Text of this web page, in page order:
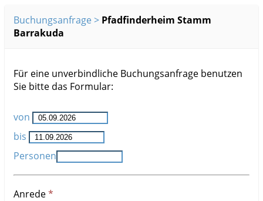
Buchungsanfrage
Pfadfinderheim Stamm
Barrakuda
Für eine unverbindliche Buchungsanfrage benutzen
Sie bitte das Formular:
von
bis
Personen
Anrede